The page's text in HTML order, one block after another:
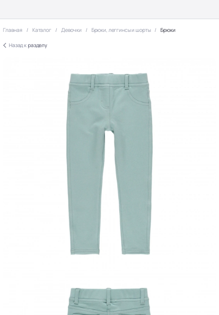
Главная Каталог Девочки Брюки, леггинсы и шорты Брюки
Назад к разделу